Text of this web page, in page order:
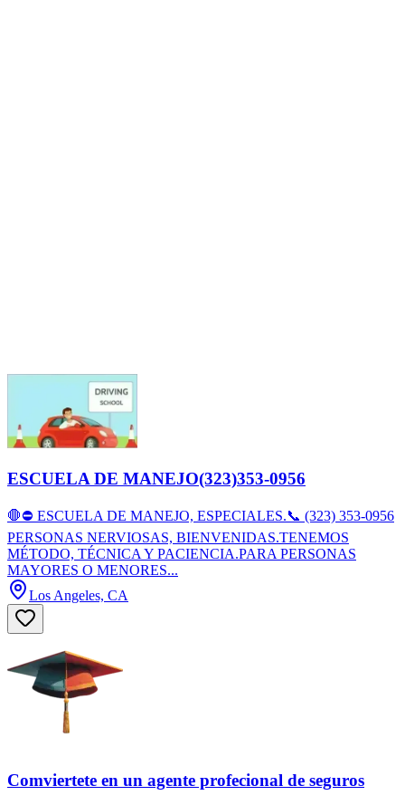
ESCUELA DE MANEJO(323)353-0956
🛑⛔ ESCUELA DE MANEJO, ESPECIALES.📞 (323) 353-0956
PERSONAS NERVIOSAS, BIENVENIDAS.TENEMOS
MÉTODO, TÉCNICA Y PACIENCIA.PARA PERSONAS
MAYORES O MENORES...
Los Angeles, CA
Comviertete en un agente profecional de seguros